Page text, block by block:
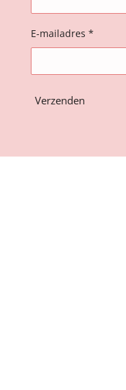
E-mailadres *
Verzenden